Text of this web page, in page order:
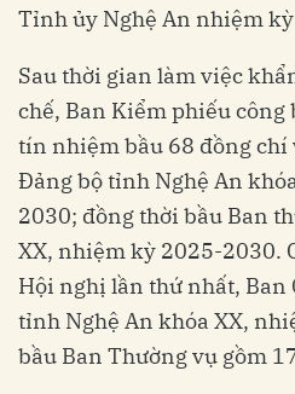
Tỉnh ủy Nghệ An nhiệm
Sau thời gian làm việc
chế, Ban Kiểm phiếu công
tín nhiệm bầu 68 đồng chí
Đảng bộ tỉnh Nghệ An
2030; đồng thời bầu Ban
XX, nhiệm kỳ 2025-2030.
Hội nghị lần thứ nhất, Ban
tỉnh Nghệ An khóa XX,
bầu Ban Thường vụ gồm